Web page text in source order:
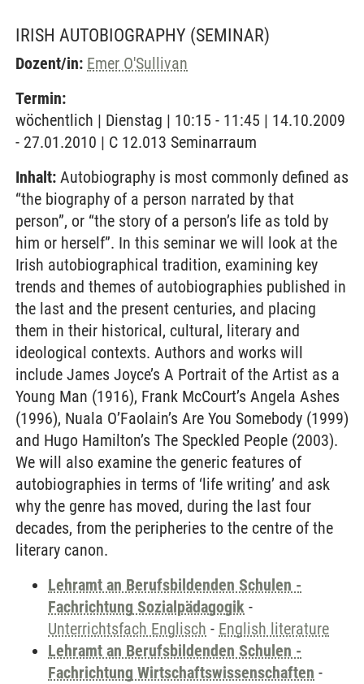
IRISH AUTOBIOGRAPHY (SEMINAR)
Dozent/in: Emer O'Sullivan
Termin:
wöchentlich | Dienstag | 10:15 - 11:45 | 14.10.2009
- 27.01.2010 | C 12.013 Seminarraum
Inhalt: Autobiography is most commonly defined as
“the biography of a person narrated by that
person”, or “the story of a person’s life as told by
him or herself”. In this seminar we will look at the
Irish autobiographical tradition, examining key
trends and themes of autobiographies published in
the last and the present centuries, and placing
them in their historical, cultural, literary and
ideological contexts. Authors and works will
include James Joyce’s A Portrait of the Artist as a
Young Man (1916), Frank McCourt’s Angela Ashes
(1996), Nuala O’Faolain’s Are You Somebody (1999)
and Hugo Hamilton’s The Speckled People (2003).
We will also examine the generic features of
autobiographies in terms of ‘life writing’ and ask
why the genre has moved, during the last four
decades, from the peripheries to the centre of the
literary canon.
Lehramt an Berufsbildenden Schulen -
Fachrichtung Sozialpädagogik -
Unterrichtsfach Englisch - English literature
Lehramt an Berufsbildenden Schulen -
Fachrichtung Wirtschaftswissenschaften -